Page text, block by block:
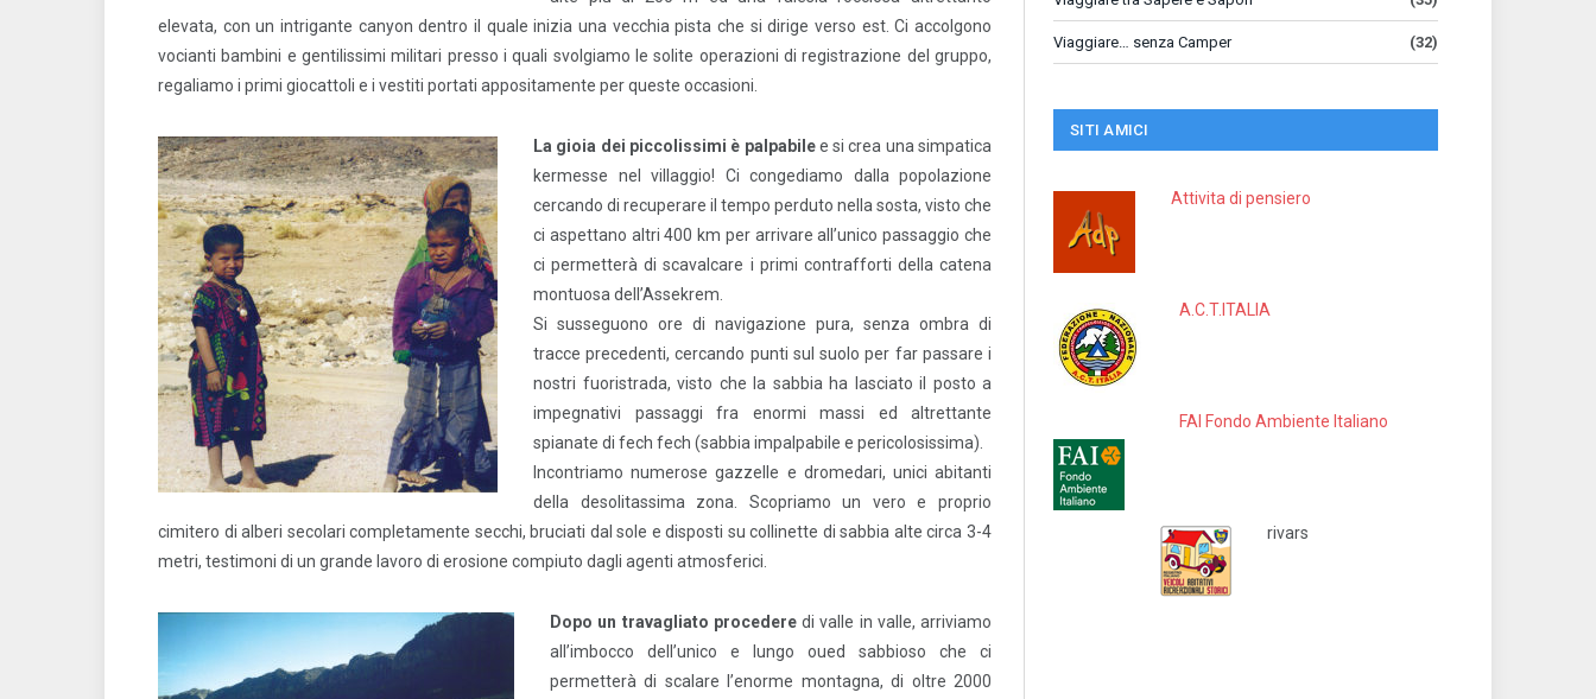
elevata, con un intrigante canyon dentro il quale inizia una vecchia pista che si dirige verso est. Ci accolgono
vocianti bambini e gentilissimi militari presso i quali svolgiamo le solite operazioni di registrazione del gruppo,
regaliamo i primi giocattoli e i vestiti portati appositamente per queste occasioni.
La gioia dei piccolissimi è palpabilee si crea una simpatica
kermesse nel villaggio! Ci congediamo dalla popolazione
cercando di recuperare il tempo perduto nella sosta, visto che
ci aspettano altri 400 km per arrivare all’unico passaggio che
ci permetterà di scavalcare i primi contrafforti della catena
montuosa dell’Assekrem.
Si susseguono ore di navigazione pura, senza ombra di
tracce precedenti, cercando punti sul suolo per far passare i
nostri fuoristrada, visto che la sabbia ha lasciato il posto a
impegnativi passaggi fra enormi massi ed altrettante
spianate di fech fech (sabbia impalpabile e pericolosissima).
Incontriamo numerose gazzelle e dromedari, unici abitanti
della desolitassima zona. Scopriamo un vero e proprio
cimitero di alberi secolari completamente secchi, bruciati dal sole e disposti su collinette di sabbia alte circa 3-4
metri, testimoni di un grande lavoro di erosione compiuto dagli agenti atmosferici.
Dopo un travagliato procederedi valle in valle, arriviamo
all’imbocco dell’unico e lungo oued sabbioso che ci
permetterà di scalare l’enorme montagna, di oltre 2000
Viaggiare… senza Camper (32)
SITI AMICI
Attivita di pensiero
A.C.T.ITALIA
FAI Fondo Ambiente Italiano
rivars